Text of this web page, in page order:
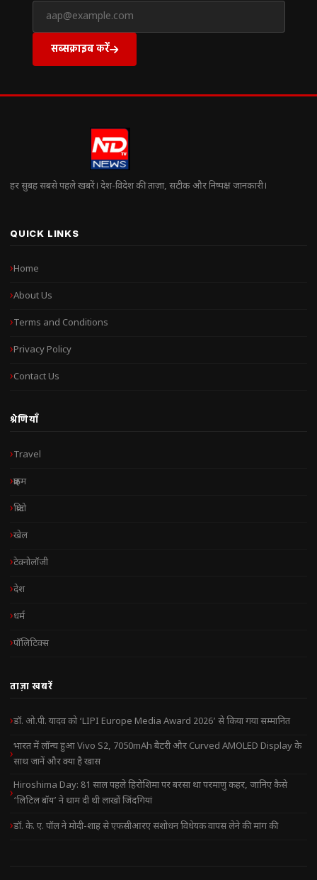
सब्सक्राइब करें
हर सुबह सबसे पहले खबरें। देश-विदेश की ताज़ा, सटीक और निष्पक्ष जानकारी।
QUICK LINKS
Home
About Us
Terms and Conditions
Privacy Policy
Contact Us
श्रेणियाँ
Travel
क्राइम
क्रिप्टो
खेल
टेक्नोलॉजी
देश
धर्म
पॉलिटिक्स
ताज़ा खबरें
डॉ. ओ.पी. यादव को ‘LIPI Europe Media Award 2026’ से किया गया सम्मानित
भारत में लॉन्च हुआ Vivo S2, 7050mAh बैटरी और Curved AMOLED Display के
साथ जानें और क्या है खास
Hiroshima Day: 81 साल पहले हिरोशिमा पर बरसा था परमाणु कहर, जानिए कैसे
‘लिटिल बॉय’ ने थाम दी थी लाखों जिंदगियां
डॉ. के. ए. पॉल ने मोदी-शाह से एफसीआरए संशोधन विधेयक वापस लेने की मांग की